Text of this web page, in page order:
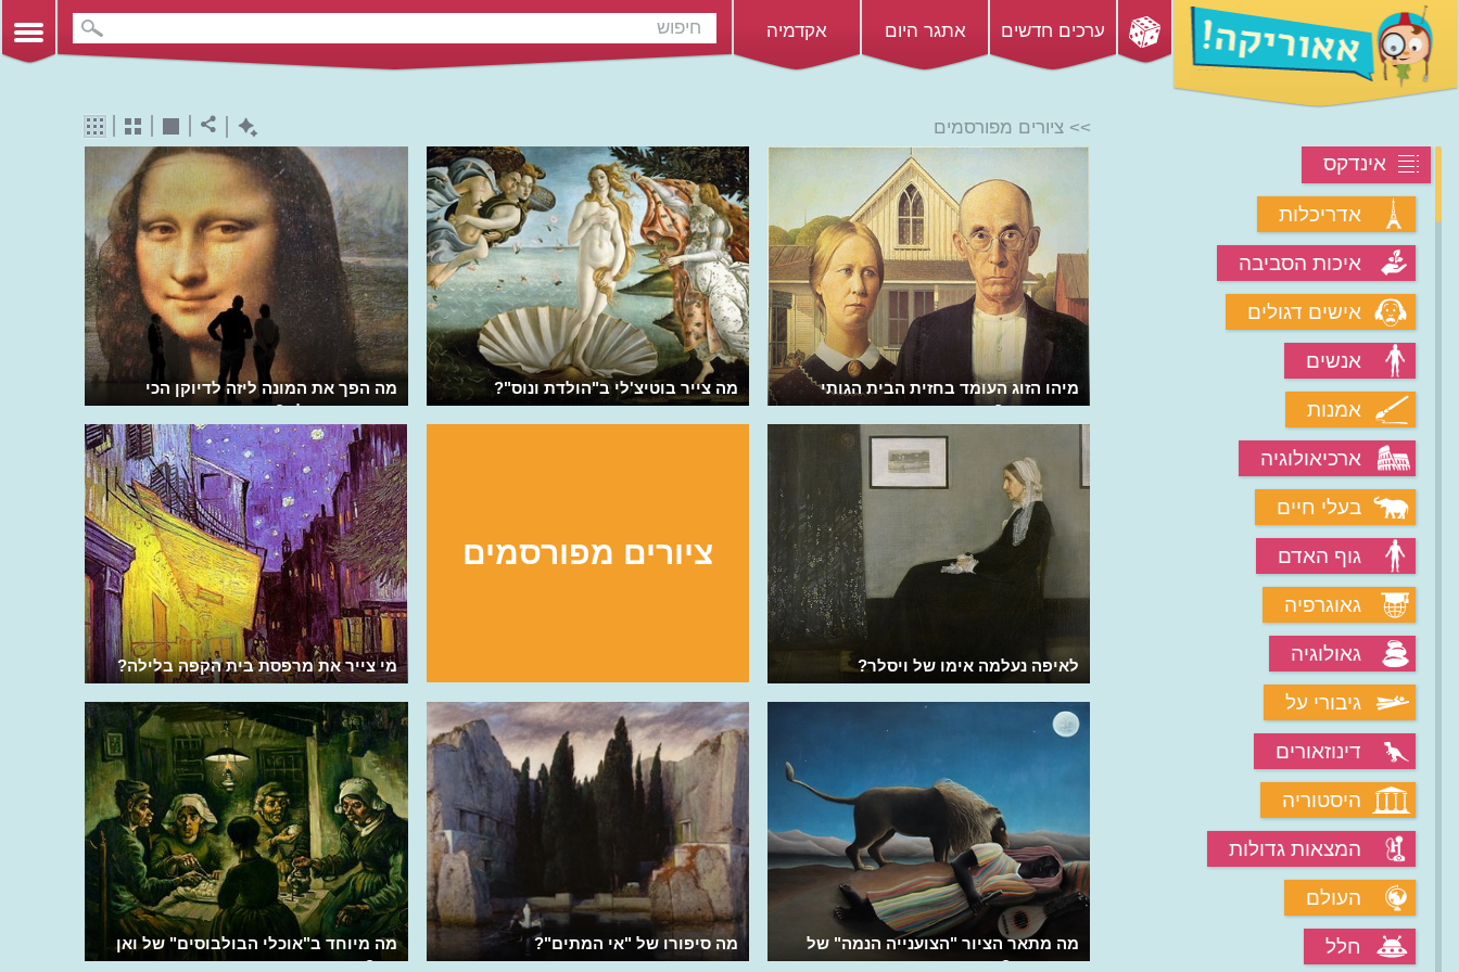
ערכים חדשים אתגר היום אקדמיה
אינדקס
אדריכלות
איכות הסביבה
אישים דגולים
אנשים
אמנות
ארכיאולוגיה
בעלי חיים
גוף האדם
גאוגרפיה
גאולוגיה
גיבורי על
דינוזאורים
היסטוריה
המצאות גדולות
העולם
חלל
>> ציורים מפורסמים
מה הפך את המונה ליזה לדיוקן הכי
מפורסם בעולם?
מה צייר בוטיצ'לי ב"הולדת ונוס"?
מיהו הזוג העומד בחזית הבית הגותי
האמריקאי?
מי צייר את מרפסת בית הקפה בלילה?
ציורים מפורסמים
לאיפה נעלמה אימו של ויסלר?
מה מיוחד ב"אוכלי הבולבוסים" של ואן
גוך?
מה סיפורו של "אי המתים"?
מה מתאר הציור "הצוענייה הנמה" של
אנרי רוסו?
מה הסיפור שמאחורי "העולם של
כריסטינה"?
מה מיוחד בציור "שבועת ההוראטים"?
האם ציור "הקולוסוס" של גויה אינו שלו?